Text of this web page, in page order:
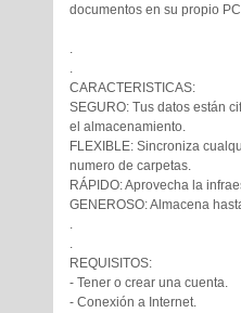
documentos en su propio
.
.
CARACTERISTICAS:
SEGURO: Tus datos están
el almacenamiento.
FLEXIBLE: Sincroniza
numero de carpetas.
RÁPIDO: Aprovecha la
GENEROSO: Almacena
.
.
REQUISITOS:
- Tener o crear una cuenta.
- Conexión a Internet.